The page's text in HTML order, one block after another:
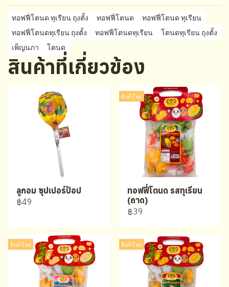
ทอฟฟี่โตนด ทุเรียน ถุงตั้ง ทอฟฟี่โตนด
ทอฟฟี่โตนด ทุเรียน
ทอฟฟี่โตนดทุเรียน ถุงตั้ง
ทอฟฟี่โตนดทุเรียน
โตนดทุเรียน ถุงตั้ง
เพ็ญนภา
โตนด
สินค้าที่เกี่ยวข้อง
ลูกอม ซุปเปอร์ป๊อป
฿49
สินค้าใหม่
ทอฟฟี่โตนด รสทุเรียน
(ถาด)
฿39
สินค้าใหม่ สินค้าใหม่